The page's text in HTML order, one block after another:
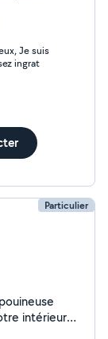
Je suis
ingrat
Particulier
intérieur